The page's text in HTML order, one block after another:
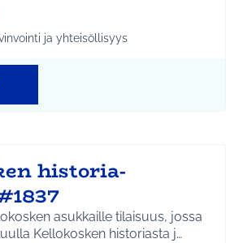
mukaan: Kellokoski
tulokset teeman mukaan: Hyvinvointi ja
ja yhteisöllisyys
historia-
asukkaille tilaisuus, jossa
Kellokosken historiasta j…